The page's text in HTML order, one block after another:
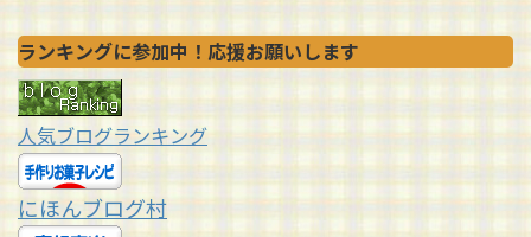
ランキングに参加中！応援お願いします
人気ブログランキング
にほんブログ村